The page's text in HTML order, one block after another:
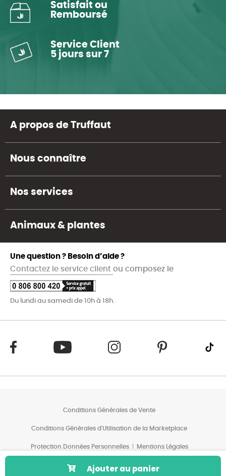
Ajouter au panier
Satisfait ou
Remboursé
Service Client
5 jours sur 7
A propos de Truffaut
Nous connaître
Nos services
Animaux & plantes
Une question ? Besoin d’aide ?
Contactez le service client ou composez le
Du lundi au samedi de 10h à 18h.
Conditions Générales de Vente
Conditions Générales d'Utilisation de la Marketplace
Protection Données Personnelles Mentions Légales
Conditions des Offres*